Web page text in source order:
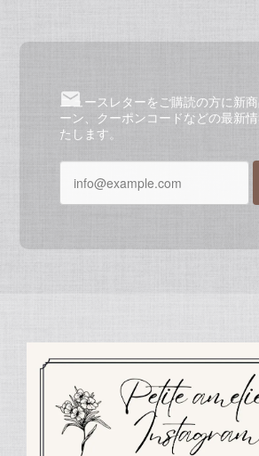
ニュースレターをご購読の方に新
ーン、クーポンコードなどの最新
たします。